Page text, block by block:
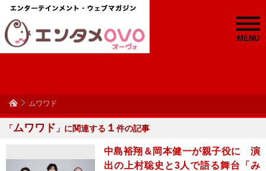
MENU
ムワワド
「ムワワド 」に関連する １ 件の記事
中島裕翔＆岡本健一が親子役に 演
出の上村聡史と3人で語る舞台「み